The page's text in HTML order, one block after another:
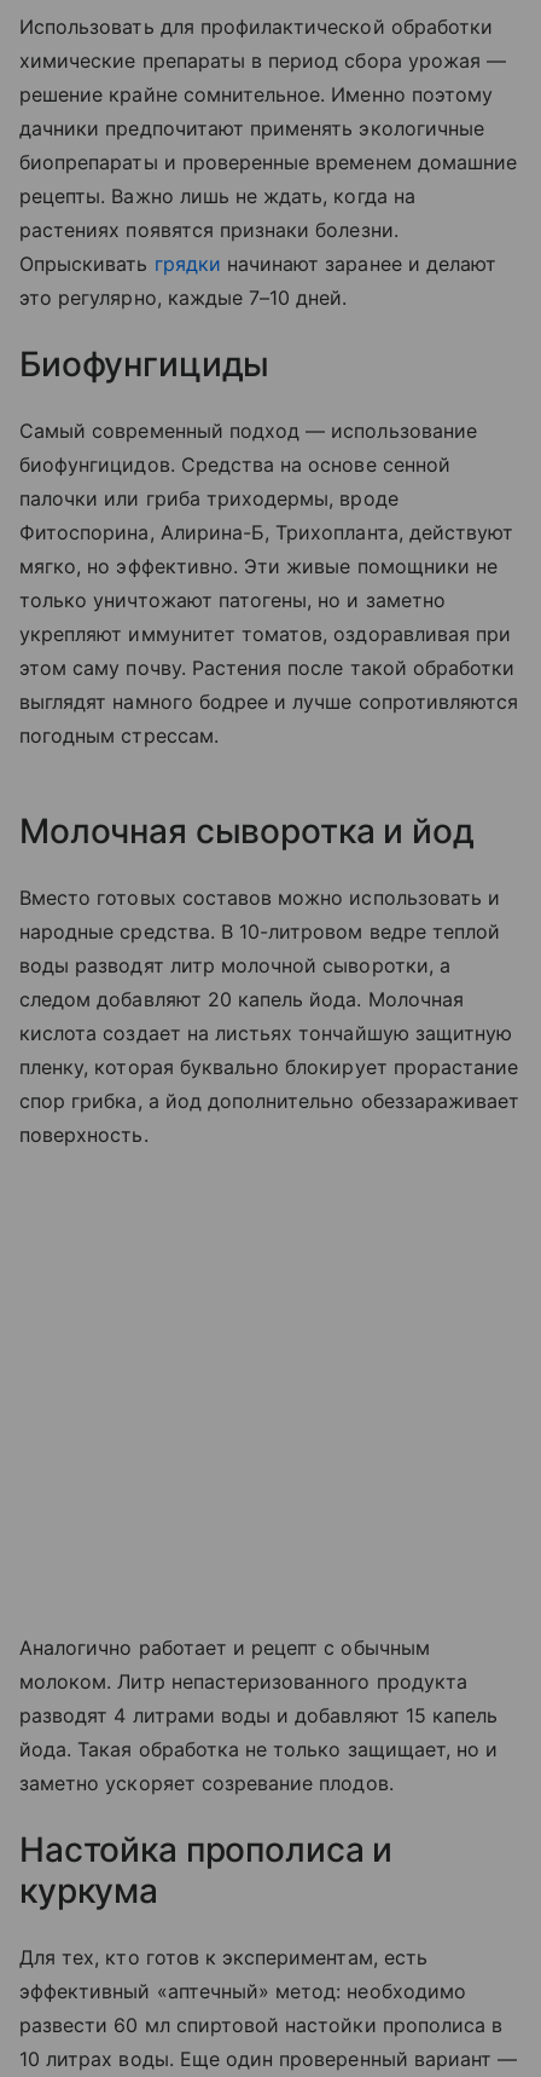
Использовать для профилактической обработки
химические препараты в период сбора урожая —
решение крайне сомнительное. Именно поэтому
дачники предпочитают применять экологичные
биопрепараты и проверенные временем домашние
рецепты. Важно лишь не ждать, когда на
растениях появятся признаки болезни.
Опрыскивать грядки начинают заранее и делают
это регулярно, каждые 7–10 дней.
Биофунгициды
Самый современный подход — использование
биофунгицидов. Средства на основе сенной
палочки или гриба триходермы, вроде
Фитоспорина, Алирина-Б, Трихопланта, действуют
мягко, но эффективно. Эти живые помощники не
только уничтожают патогены, но и заметно
укрепляют иммунитет томатов, оздоравливая при
этом саму почву. Растения после такой обработки
выглядят намного бодрее и лучше сопротивляются
погодным стрессам.
Молочная сыворотка и йод
Вместо готовых составов можно использовать и
народные средства. В 10-литровом ведре теплой
воды разводят литр молочной сыворотки, а
следом добавляют 20 капель йода. Молочная
кислота создает на листьях тончайшую защитную
пленку, которая буквально блокирует прорастание
спор грибка, а йод дополнительно обеззараживает
поверхность.
Аналогично работает и рецепт с обычным
молоком. Литр непастеризованного продукта
разводят 4 литрами воды и добавляют 15 капель
йода. Такая обработка не только защищает, но и
заметно ускоряет созревание плодов.
Настойка прополиса и
куркума
Для тех, кто готов к экспериментам, есть
эффективный «аптечный» метод: необходимо
развести 60 мл спиртовой настойки прополиса в
10 литрах воды. Еще один проверенный вариант —